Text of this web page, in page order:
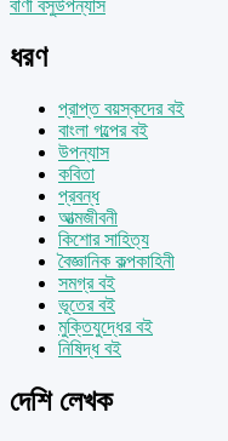
বাণী বসুউপন্যাস
ধরণ
প্রাপ্ত বয়স্কদের বই
বাংলা গল্পের বই
উপন্যাস
কবিতা
প্রবন্ধ
আত্মজীবনী
কিশোর সাহিত্য
বৈজ্ঞানিক কল্পকাহিনী
সমগ্র বই
ভূতের বই
মুক্তিযুদ্ধের বই
নিষিদ্ধ বই
দেশি লেখক